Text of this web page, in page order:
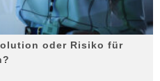
oder Risiko für